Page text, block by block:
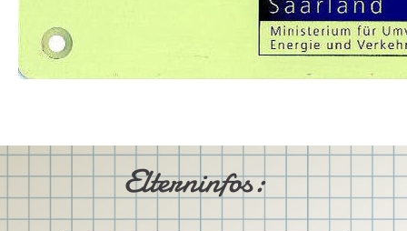
Elterninfos: